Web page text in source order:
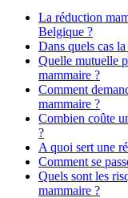
La réduction
Belgique ?
Dans quels cas
Quelle mutuelle
mammaire ?
Comment
mammaire ?
Combien coûte
?
A quoi sert une
Comment se
Quels sont les
mammaire ?